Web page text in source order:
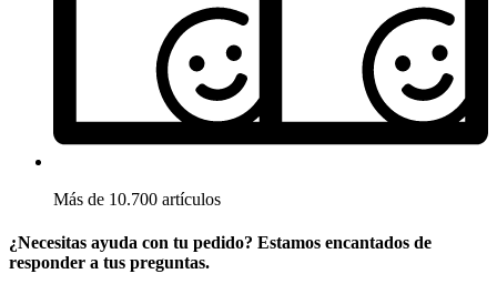
Más de 10.700 artículos
¿Necesitas ayuda con tu pedido? Estamos encantados de
responder a tus preguntas.